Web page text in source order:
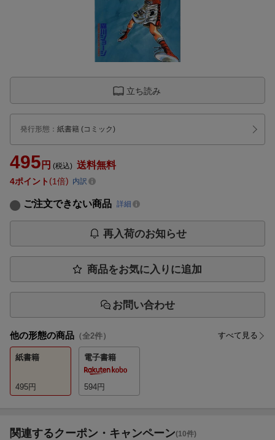
立ち読み
発行形態 ： 紙書籍 (コミック)
495 円 (税込) 送料無料
4ポイント 1倍 内訳
ご注文できない商品 詳細
再入荷のお知らせ
商品をお気に入りに追加
お問い合わせ
他の形態の商品 （全2件） すべて見る
紙書籍
495円
電子書籍
594円
関連するクーポン・キャンペーン(10件)